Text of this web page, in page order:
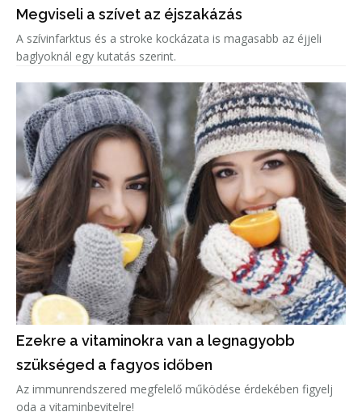
Megviseli a szívet az éjszakázás
A szívinfarktus és a stroke kockázata is magasabb az éjjeli
baglyoknál egy kutatás szerint.
Ezekre a vitaminokra van a legnagyobb
szükséged a fagyos időben
Az immunrendszered megfelelő működése érdekében figyelj
oda a vitaminbevitelre!